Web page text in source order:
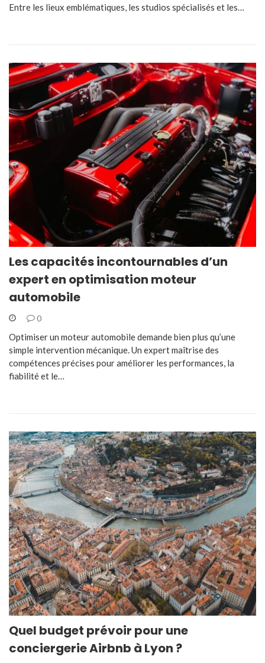
Entre les lieux emblématiques, les studios spécialisés et les…
Les capacités incontournables d’un
expert en optimisation moteur
automobile
0
Optimiser un moteur automobile demande bien plus qu’une
simple intervention mécanique. Un expert maîtrise des
compétences précises pour améliorer les performances, la
fiabilité et le…
Quel budget prévoir pour une
conciergerie Airbnb à Lyon ?